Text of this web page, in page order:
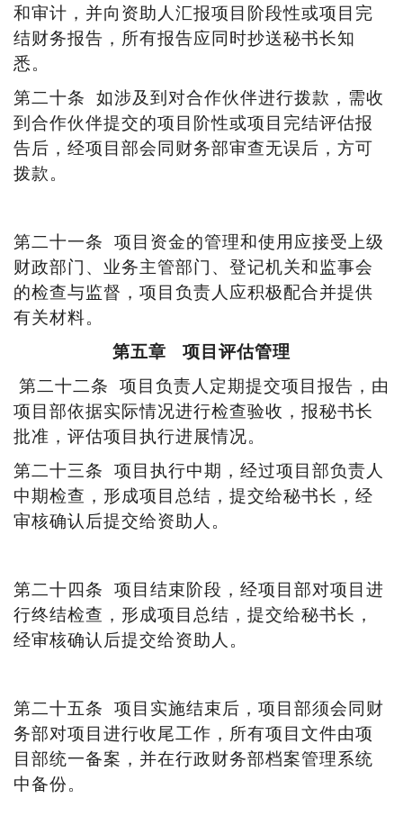
和审计，并向资助人汇报项目阶段性或项目完
结财务报告，所有报告应同时抄送秘书长知
悉。
第二十条
如涉及到对合作伙伴进行拨款，需收
到合作伙伴提交的项目阶性或项目完结评估报
告后，经项目部会同财务部审查无误后，方可
拨款。
第二十一条
项目资金的管理和使用应接受上级
财政部门、业务主管部门、登记机关和监事会
的检查与监督，项目负责人应积极配合并提供
有关材料。
第五章
项目评估管理
第二十二条
项目负责人定期提交项目报告，由
项目部依据实际情况进行检查验收，报秘书长
批准，评估项目执行进展情况。
第二十三条
项目执行中期，经过项目部负责人
中期检查，形成项目总结 ， 提交给秘书长，经
审核确认后提交给资助人。
第二十四条
项目结束阶段，经项目部对项目进
行终结检查，形成项目总结，提交给秘书长，
经审核确认后提交给资助人。
第二十五条
项目实施结束后，项目部须会同财
务部对项目进行收尾工作，所有项目文件由项
目部统一备案，并在行政财务部档案管理系统
中备份。